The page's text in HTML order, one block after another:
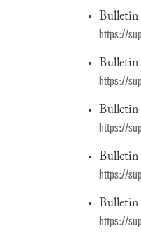
Bulletin
https://
Bulletin
https://
Bulletin
https://
Bulletin
https://
Bulletin
https://